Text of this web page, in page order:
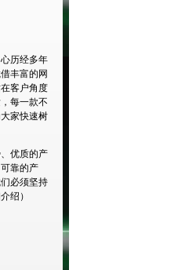
历经多年
丰富的网
客户角度
每一款不
家快速树
优质的产
靠的产
必须坚持
绍 ）